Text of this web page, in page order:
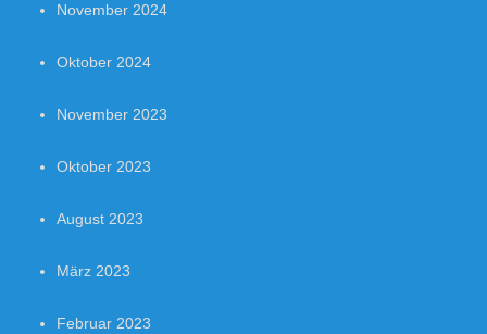
November 2024
Oktober 2024
November 2023
Oktober 2023
August 2023
März 2023
Februar 2023